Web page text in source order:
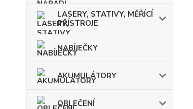
LASERY, STATIVY, MĚŘÍCÍ
PŘÍSTROJE
NABÍJEČKY
AKUMULÁTORY
OBLEČENÍ